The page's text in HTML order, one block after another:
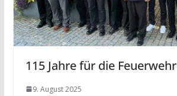
115 Jahre für die Feuerwehr
9. August 2025